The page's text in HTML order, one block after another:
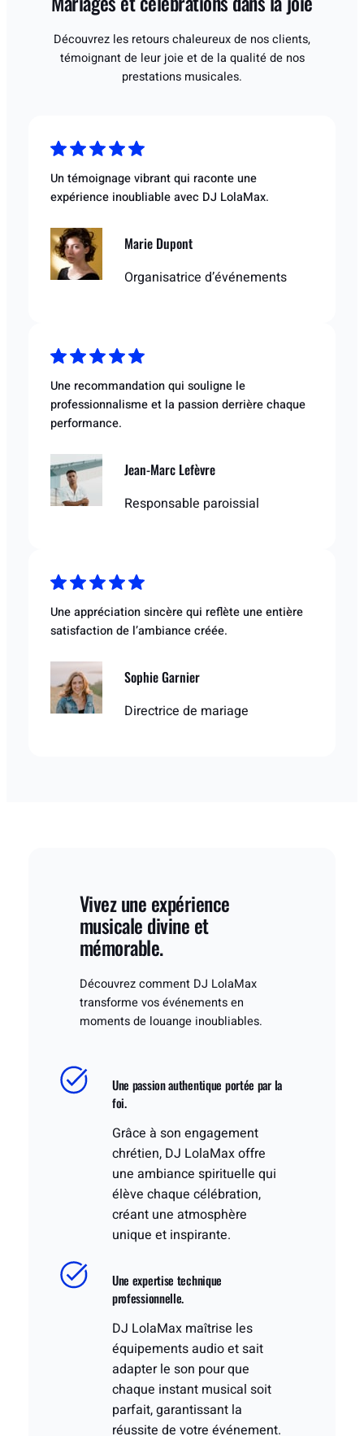
Découvrez les retours chaleureux de nos clients,
témoignant de leur joie et de la qualité de nos
prestations musicales.
Un témoignage vibrant qui raconte une
expérience inoubliable avec DJ LolaMax.
Marie Dupont
Organisatrice d’événements
Une recommandation qui souligne le
professionnalisme et la passion derrière chaque
performance.
Jean-Marc Lefèvre
Responsable paroissial
Une appréciation sincère qui reflète une entière
satisfaction de l’ambiance créée.
Sophie Garnier
Directrice de mariage
Vivez une expérience
musicale divine et
mémorable.
Découvrez comment DJ LolaMax
transforme vos événements en
moments de louange inoubliables.
Une passion authentique portée par la
foi.
Grâce à son engagement
chrétien, DJ LolaMax offre
une ambiance spirituelle qui
élève chaque célébration,
créant une atmosphère
unique et inspirante.
Une expertise technique
professionnelle.
DJ LolaMax maîtrise les
équipements audio et sait
adapter le son pour que
chaque instant musical soit
parfait, garantissant la
réussite de votre événement.